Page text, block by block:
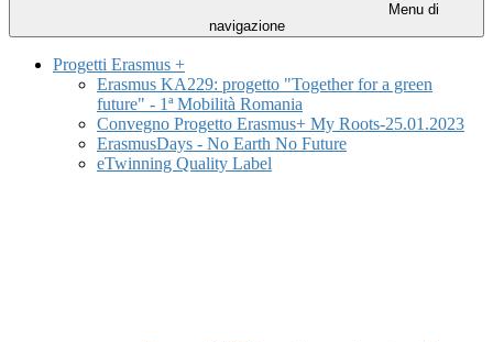
Menu di
navigazione
Progetti Erasmus +
Erasmus KA229: progetto "Together for a green
future" - 1ª Mobilità Romania
Convegno Progetto Erasmus+ My Roots-25.01.2023
ErasmusDays - No Earth No Future
eTwinning Quality Label